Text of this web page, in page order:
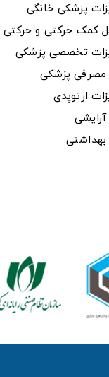
پزشکی خانگی
کمک حرکتی و حرکتی
تخصصی پزشکی
مصرفی پزشکی
ارتوپدی
آرایشی
بهداشتی